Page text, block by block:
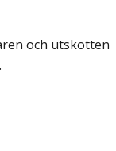
och utskotten